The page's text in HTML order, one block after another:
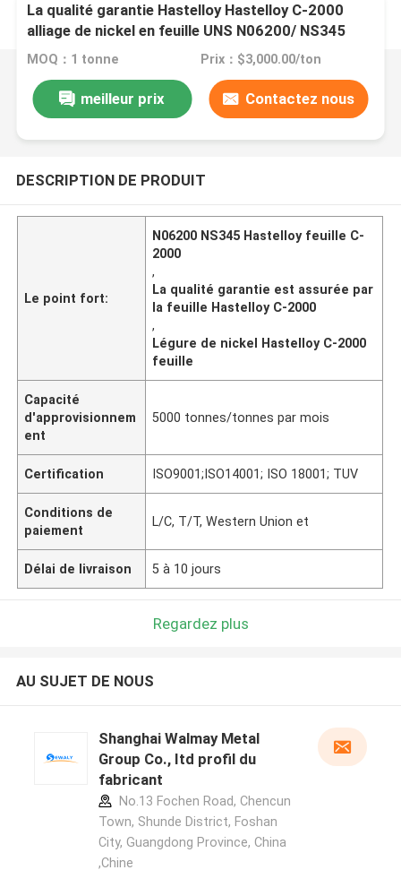
La qualité garantie Hastelloy Hastelloy C-2000
alliage de nickel en feuille UNS N06200/ NS345
Plaque
MOQ：1 tonne Prix：$3,000.00/ton
meilleur prix Contactez nous
DESCRIPTION DE PRODUIT
Le point fort:
N06200 NS345 Hastelloy feuille C-
2000
,
La qualité garantie est assurée par
la feuille Hastelloy C-2000
,
Légure de nickel Hastelloy C-2000
feuille
Capacité
d'approvisionnem
ent
5000 tonnes/tonnes par mois
Certification ISO9001;ISO14001; ISO 18001; TUV
Conditions de
paiement
L/C, T/T, Western Union et
Délai de livraison 5 à 10 jours
Regardez plus
AU SUJET DE NOUS
Shanghai Walmay Metal
Group Co., Itd profil du
fabricant
No.13 Fochen Road, Chencun
Town, Shunde District, Foshan
City, Guangdong Province, China
,Chine